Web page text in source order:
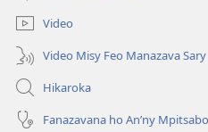
Video
Video Misy Feo Manazava Sary
Hikaroka
Fanazavana ho An’ny Mpitsabo